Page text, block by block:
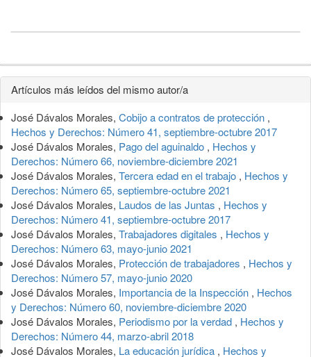
Detalles
del
artículo
Artículos más leídos del mismo autor/a
José Dávalos Morales, Cobijo a contratos de protección ,
Hechos y Derechos: Número 41, septiembre-octubre 2017
José Dávalos Morales, Pago del aguinaldo , Hechos y
Derechos: Número 66, noviembre-diciembre 2021
José Dávalos Morales, Tercera edad en el trabajo , Hechos y
Derechos: Número 65, septiembre-octubre 2021
José Dávalos Morales, Laudos de las Juntas , Hechos y
Derechos: Número 41, septiembre-octubre 2017
José Dávalos Morales, Trabajadores digitales , Hechos y
Derechos: Número 63, mayo-junio 2021
José Dávalos Morales, Protección de trabajadores , Hechos y
Derechos: Número 57, mayo-junio 2020
José Dávalos Morales, Importancia de la Inspección , Hechos
y Derechos: Número 60, noviembre-diciembre 2020
José Dávalos Morales, Periodismo por la verdad , Hechos y
Derechos: Número 44, marzo-abril 2018
José Dávalos Morales, La educación jurídica , Hechos y